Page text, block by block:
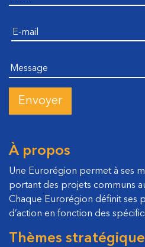
À propos
Une Eurorégion permet à ses
portant des projets communs
Chaque Eurorégion définit ses
d’action en fonction des
Thèmes